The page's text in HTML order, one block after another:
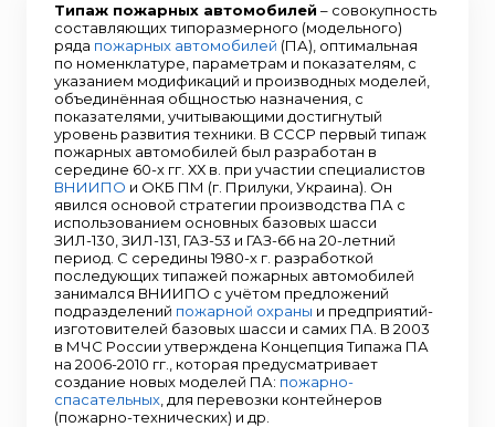
Типаж пожарных автомобилей – совокупность
составляющих типоразмерного (модельного)
ряда пожарных автомобилей (ПА), оптимальная
по номенклатуре, параметрам и показателям, с
указанием модификаций и производных моделей,
объединённая общностью назначения, с
показателями, учитывающими достигнутый
уровень развития техники. В СССР первый типаж
пожарных автомобилей был разработан в
середине 60-х гг. ХХ в. при участии специалистов
ВНИИПО и ОКБ ПМ (г. Прилуки, Украина). Он
явился основой стратегии производства ПА с
использованием основных базовых шасси
ЗИЛ-130, ЗИЛ-131, ГАЗ-53 и ГАЗ-66 на 20-летний
период. С середины 1980-х г. разработкой
последующих типажей пожарных автомобилей
занимался ВНИИПО с учётом предложений
подразделений пожарной охраны и предприятий-
изготовителей базовых шасси и самих ПА. В 2003
в МЧС России утверждена Концепция Типажа ПА
на 2006-2010 гг., которая предусматривает
создание новых моделей ПА: пожарно-
спасательных , для перевозки контейнеров
(пожарно-технических) и др.